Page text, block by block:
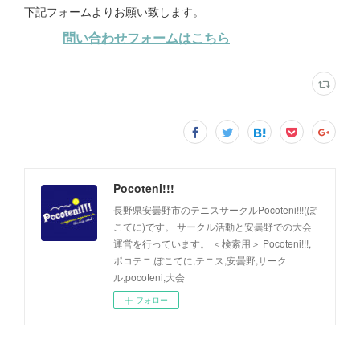
下記フォームよりお願い致します。
問い合わせフォームはこちら
Pocoteni!!!
長野県安曇野市のテニスサークルPocoteni!!!(ぽ
こてに)です。 サークル活動と安曇野での大会
運営を行っています。 ＜検索用＞ Pocoteni!!!,
ポコテニ,ぽこてに,テニス,安曇野,サーク
ル,pocoteni,大会
フォロー